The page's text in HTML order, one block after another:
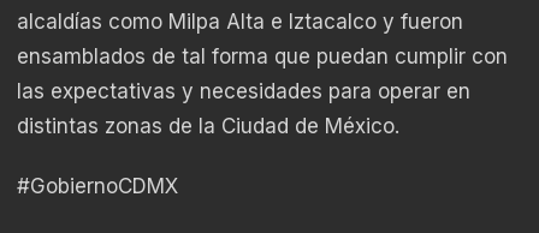
alcaldías como Milpa Alta e Iztacalco y fueron
ensamblados de tal forma que puedan cumplir con
las expectativas y necesidades para operar en
distintas zonas de la Ciudad de México.
#GobiernoCDMX